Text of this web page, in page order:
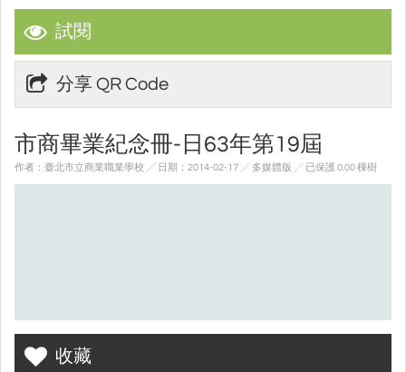
試閱
分享 QR Code
市商畢業紀念冊-日63年第19屆
作者：臺北市立商業職業學校 ╱ 日期：2014-02-17 ╱ 多媒體版 ╱ 已保護 0.00 棵樹
收藏